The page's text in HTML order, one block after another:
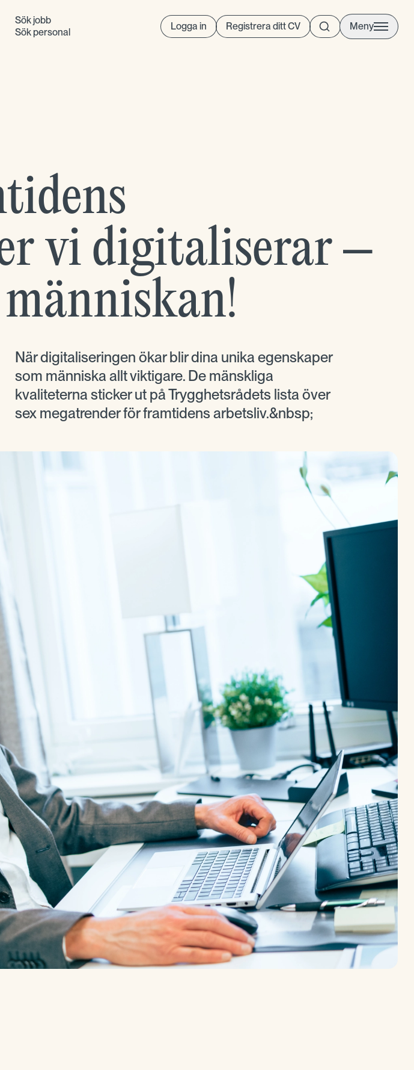
Sök jobb
Sök personal
Logga in Registrera ditt CV Meny
vi digitaliserar –
När digitaliseringen ökar blir dina unika egenskaper
som människa allt viktigare. De mänskliga
kvaliteterna sticker ut på Trygghetsrådets lista över
sex megatrender för framtidens arbetsliv.&nbsp;